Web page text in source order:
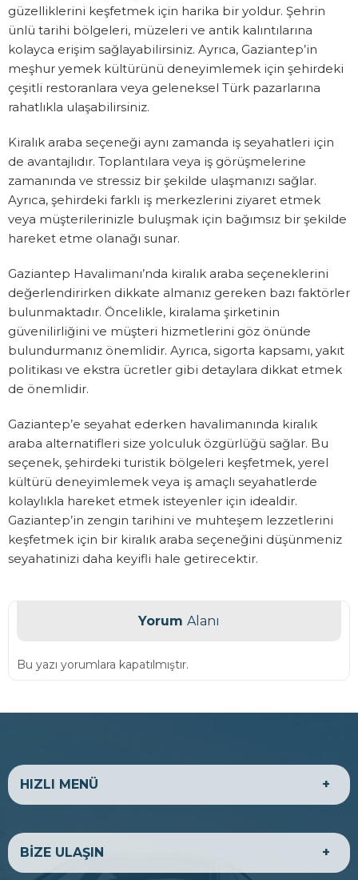
güzelliklerini keşfetmek için harika bir yoldur. Şehrin
ünlü tarihi bölgeleri, müzeleri ve antik kalıntılarına
kolayca erişim sağlayabilirsiniz. Ayrıca, Gaziantep’in
meşhur yemek kültürünü deneyimlemek için şehirdeki
çeşitli restoranlara veya geleneksel Türk pazarlarına
rahatlıkla ulaşabilirsiniz.
Kiralık araba seçeneği aynı zamanda iş seyahatleri için
de avantajlıdır. Toplantılara veya iş görüşmelerine
zamanında ve stressiz bir şekilde ulaşmanızı sağlar.
Ayrıca, şehirdeki farklı iş merkezlerini ziyaret etmek
veya müşterilerinizle buluşmak için bağımsız bir şekilde
hareket etme olanağı sunar.
Gaziantep Havalimanı’nda kiralık araba seçeneklerini
değerlendirirken dikkate almanız gereken bazı faktörler
bulunmaktadır. Öncelikle, kiralama şirketinin
güvenilirliğini ve müşteri hizmetlerini göz önünde
bulundurmanız önemlidir. Ayrıca, sigorta kapsamı, yakıt
politikası ve ekstra ücretler gibi detaylara dikkat etmek
de önemlidir.
Gaziantep’e seyahat ederken havalimanında kiralık
araba alternatifleri size yolculuk özgürlüğü sağlar. Bu
seçenek, şehirdeki turistik bölgeleri keşfetmek, yerel
kültürü deneyimlemek veya iş amaçlı seyahatlerde
kolaylıkla hareket etmek isteyenler için idealdir.
Gaziantep’in zengin tarihini ve muhteşem lezzetlerini
keşfetmek için bir kiralık araba seçeneğini düşünmeniz
seyahatinizi daha keyifli hale getirecektir.
Yorum Alanı
Bu yazı yorumlara kapatılmıştır.
HIZLI MENÜ
HAKKIMIZDA
EKONOMİK ARAÇLAR
LÜKS ARAÇLAR
BANKA HESAPLARIMIZ
BİZE ULAŞIN
BİZE ULAŞIN